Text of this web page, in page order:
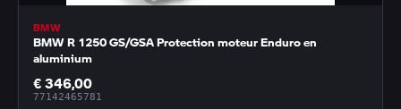
BMW
BMW R 1250 GS/GSA Protection moteur Enduro en
aluminium
€ 346,00
77142465781